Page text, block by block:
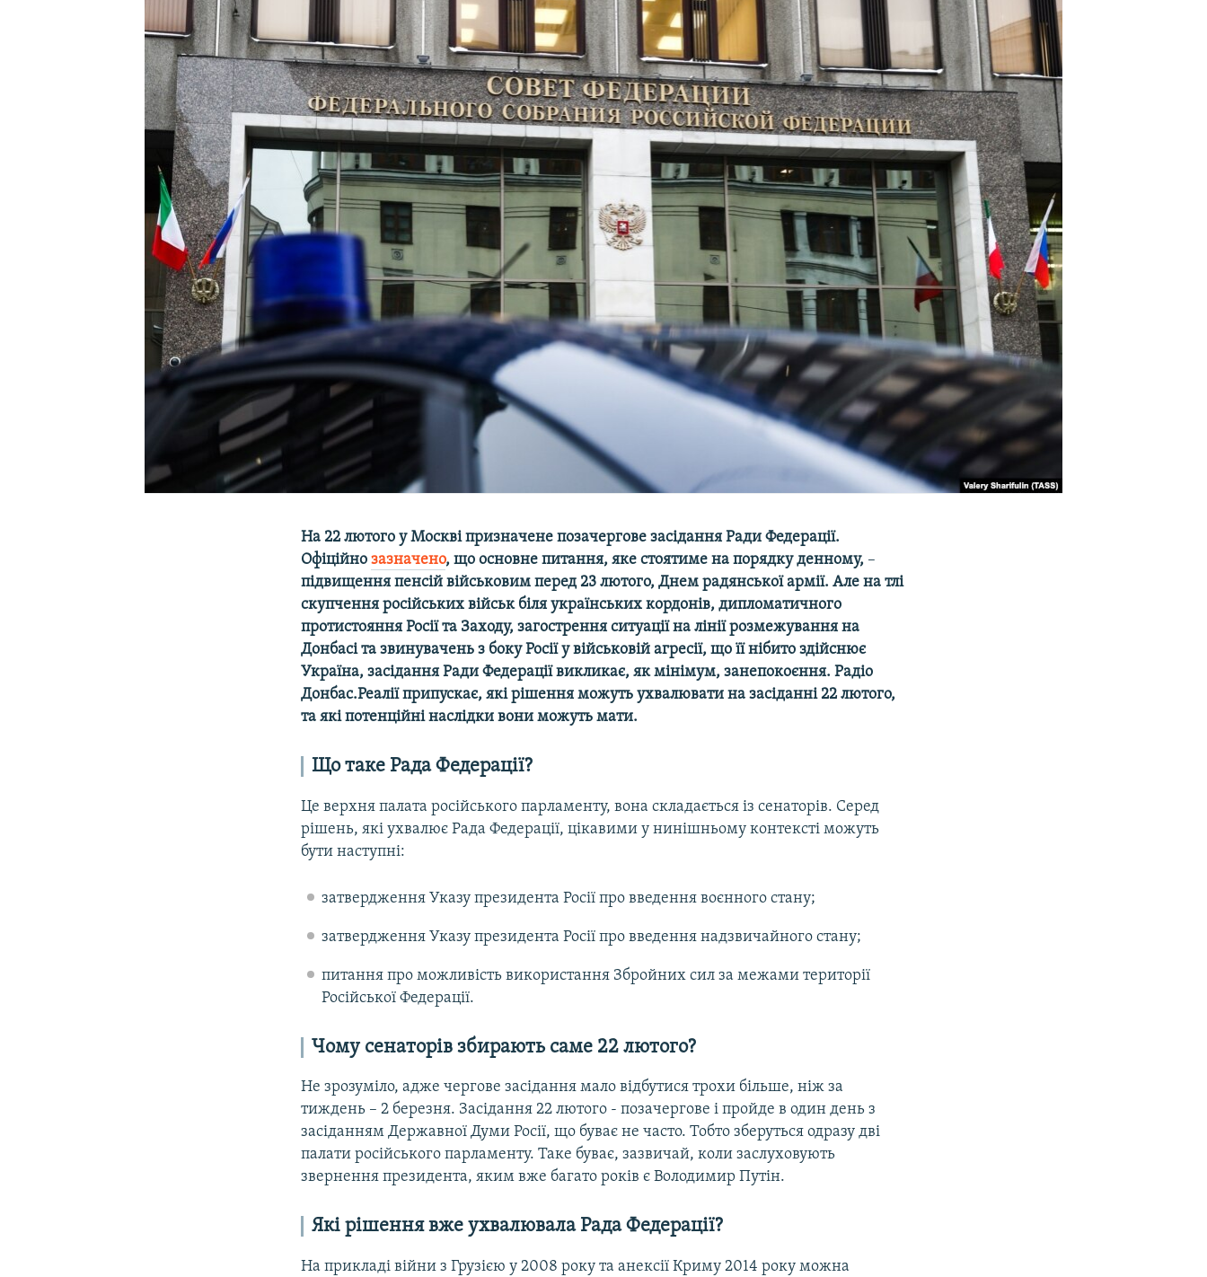
УКРАЇНСЬКА ПРОБЛЕМА КРИМУ
На 22 лютого у Москві призначене позачергове засідання Ради Федерації.
Офіційнозазначено, що основне питання, яке стоятиме на порядку денному, –
підвищення пенсій військовим перед 23 лютого, Днем радянської армії. Але на тлі
скупчення російських військ біля українських кордонів, дипломатичного
протистояння Росії та Заходу, загострення ситуації на лінії розмежування на
Донбасі та звинувачень з боку Росії у військовій агресії, що її нібито здійснює
Україна, засідання Ради Федерації викликає, як мінімум, занепокоєння. Радіо
Донбас.Реалії припускає, які рішення можуть ухвалювати на засіданні 22 лютого,
та які потенційні наслідки вони можуть мати.
Що таке Рада Федерації?
Це верхня палата російського парламенту, вона складається із сенаторів. Серед
рішень, які ухвалює Рада Федерації, цікавими у нинішньому контексті можуть
бути наступні:
затвердження Указу президента Росії про введення воєнного стану;
затвердження Указу президента Росії про введення надзвичайного стану;
питання про можливість використання Збройних сил за межами території
Російської Федерації.
Чому сенаторів збирають саме 22 лютого?
Не зрозуміло, адже чергове засідання мало відбутися трохи більше, ніж за
тиждень – 2 березня. Засідання 22 лютого - позачергове і пройде в один день з
засіданням Державної Думи Росії, що буває не часто. Тобто зберуться одразу дві
палати російського парламенту. Таке буває, зазвичай, коли заслуховують
звернення президента, яким вже багато років є Володимир Путін.
Які рішення вже ухвалювала Рада Федерації?
На прикладі війни з Грузією у 2008 року та анексії Криму 2014 року можна